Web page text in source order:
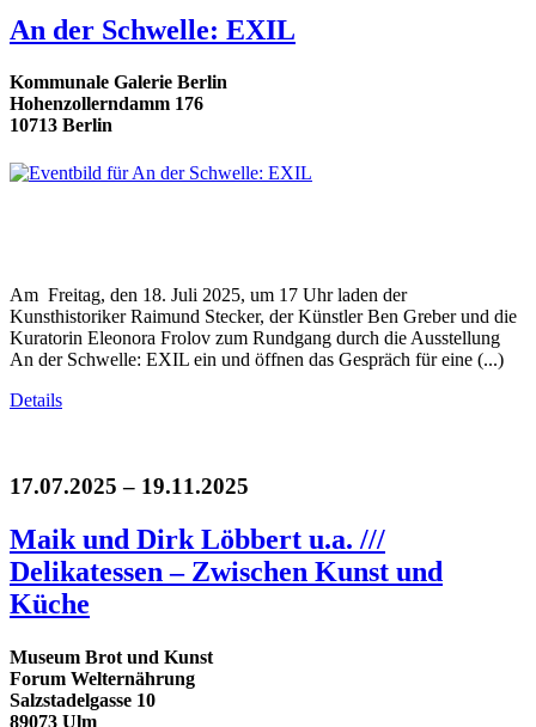
An der Schwelle: EXIL
Kommunale Galerie Berlin
Hohenzollerndamm 176
10713 Berlin
Am Freitag, den 18. Juli 2025, um 17 Uhr laden der
Kunsthistoriker Raimund Stecker, der Künstler Ben Greber und die
Kuratorin Eleonora Frolov zum Rundgang durch die Ausstellung
An der Schwelle: EXIL ein und öffnen das Gespräch für eine (...)
Details
17.07.2025 – 19.11.2025
Maik und Dirk Löbbert u.a. ///
Delikatessen – Zwischen Kunst und
Küche
Museum Brot und Kunst
Forum Welternährung
Salzstadelgasse 10
89073 Ulm